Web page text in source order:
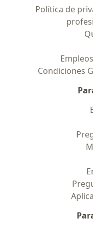
Política de
Empleos
Condiciones